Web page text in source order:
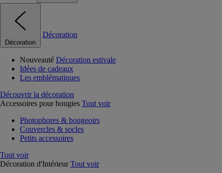
Décoration
Décoration
Nouveauté Décoration estivale
Idées de cadeaux
Les emblématiques
Découvrir la décoration
Accessoires pour bougies Tout voir
Photophores & bougeoirs
Couvercles & socles
Petits accessoires
Tout voir
Décoration d'Intérieur Tout voir